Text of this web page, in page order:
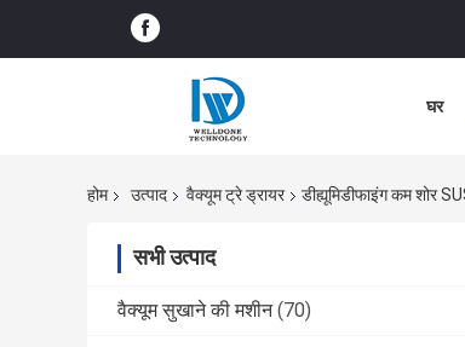
घर
होम उत्पाद वैक्यूम ट्रे ड्रायर डीह्यूमिडीफाइंग कम शोर
सभी उत्पाद
वैक्यूम सुखाने की मशीन (70)